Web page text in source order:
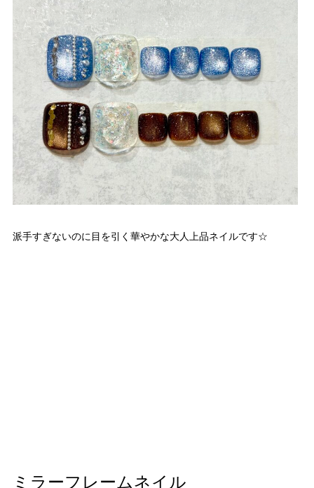
派手すぎないのに目を引く華やかな大人上品ネイルです☆
ミラーフレームネイル